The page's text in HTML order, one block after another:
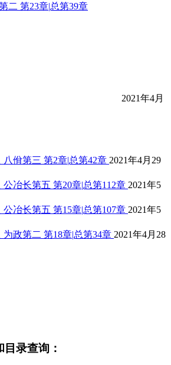
二 第23章|总第39章
2021年4月
八佾第三 第2章|总第42章 2021年4月29
公冶长第五 第20章|总第112章 2021年5
公冶长第五 第15章|总第107章 2021年5
为政第二 第18章|总第34章 2021年4月28
录查询：